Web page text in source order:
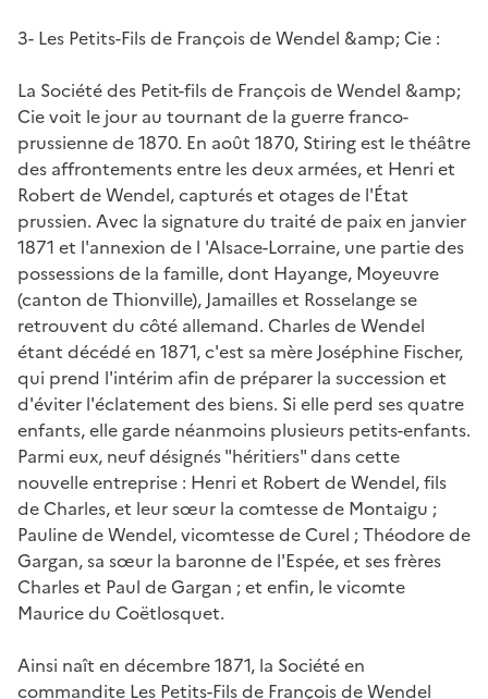
3- Les Petits-Fils de François de Wendel &amp; Cie :
La Société des Petit-fils de François de Wendel &amp;
Cie voit le jour au tournant de la guerre franco-
prussienne de 1870. En août 1870, Stiring est le théâtre
des affrontements entre les deux armées, et Henri et
Robert de Wendel, capturés et otages de l'État
prussien. Avec la signature du traité de paix en janvier
1871 et l'annexion de l 'Alsace-Lorraine, une partie des
possessions de la famille, dont Hayange, Moyeuvre
(canton de Thionville), Jamailles et Rosselange se
retrouvent du côté allemand. Charles de Wendel
étant décédé en 1871, c'est sa mère Joséphine Fischer,
qui prend l'intérim afin de préparer la succession et
d'éviter l'éclatement des biens. Si elle perd ses quatre
enfants, elle garde néanmoins plusieurs petits-enfants.
Parmi eux, neuf désignés "héritiers" dans cette
nouvelle entreprise : Henri et Robert de Wendel, fils
de Charles, et leur sœur la comtesse de Montaigu ;
Pauline de Wendel, vicomtesse de Curel ; Théodore de
Gargan, sa sœur la baronne de l'Espée, et ses frères
Charles et Paul de Gargan ; et enfin, le vicomte
Maurice du Coëtlosquet.
Ainsi naît en décembre 1871, la Société en
commandite Les Petits-Fils de François de Wendel